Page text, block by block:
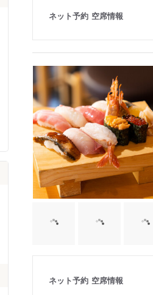
ネット予約 空席情報
ネット予約 空席情報